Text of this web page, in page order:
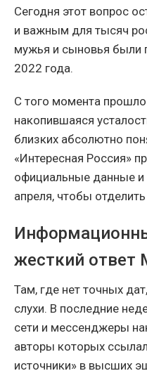
Сегодня этот вопрос
и важным для тысяч
мужья и сыновья были
2022 года.
С того момента
накопившаяся
близких абсолютно
«Интересная Россия»
официальные данные и
апреля, чтобы
жесткий ответ
Там, где нет точных
слухи. В последние
сети и мессенджеры
авторы которых
источники» в высших